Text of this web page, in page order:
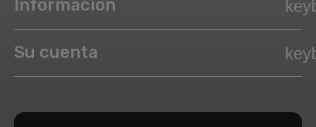
Información
Su cuenta